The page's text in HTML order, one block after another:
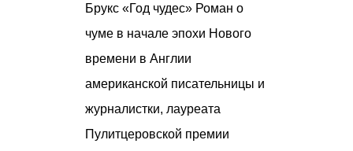
Брукс «Год чудес» Роман о
чуме в начале эпохи Нового
времени в Англии
американской писательницы и
журналистки, лауреата
Пулитцеровской премии